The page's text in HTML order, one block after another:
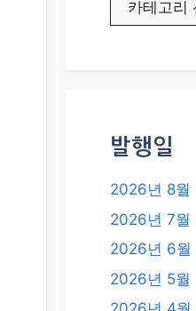
발행일
2026년 8월
2026년 7월
2026년 6월
2026년 5월